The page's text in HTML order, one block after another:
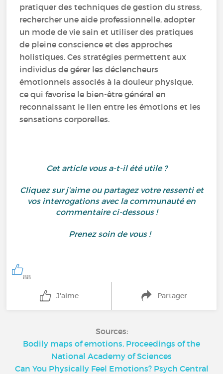
pratiquer des techniques de gestion du stress,
rechercher une aide professionnelle, adopter
un mode de vie sain et utiliser des pratiques
de pleine conscience et des approches
holistiques. Ces stratégies permettent aux
individus de gérer les déclencheurs
émotionnels associés à la douleur physique,
ce qui favorise le bien-être général en
reconnaissant le lien entre les émotions et les
sensations corporelles.
Cet article vous a-t-il été utile ?
Cliquez sur j’aime ou partagez votre ressenti et
vos interrogations avec la communauté en
commentaire ci-dessous !
Prenez soin de vous !
88
J'aime Partager
Sources:
Bodily maps of emotions, Proceedings of the
National Academy of Sciences
Can You Physically Feel Emotions? Psych Central